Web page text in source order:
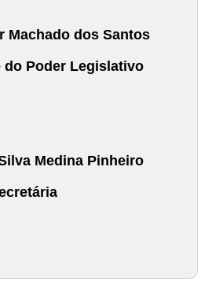
Machado dos Santos
do Poder Legislativo
Medina Pinheiro